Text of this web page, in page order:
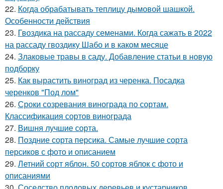
22. Когда обрабатывать теплицу дымовой шашкой.
Особенности действия
23. Гвоздика на рассаду семенами. Когда сажать в 2022
на рассаду гвоздику Шабо и в каком месяце
24. Злаковые травы в саду. Добавление статьи в новую
подборку
25. Как вырастить виноград из черенка. Посадка
черенков "Под лом"
26. Сроки созревания винограда по сортам.
Классификация сортов винограда
27. Вишня лучшие сорта.
28. Поздние сорта персика. Самые лучшие сорта
персиков с фото и описанием
29. Летний сорт яблон. 50 сортов яблок с фото и
описаниями